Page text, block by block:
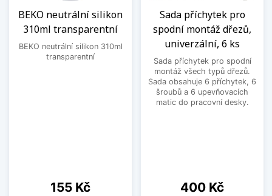
BEKO neutrální silikon
310ml transparentní
BEKO neutrální silikon 310ml
transparentní
Cena
155 Kč
Sada příchytek pro
spodní montáž dřezů,
univerzální, 6 ks
Sada příchytek pro spodní
montáž všech typů dřezů.
Sada obsahuje 6 příchytek, 6
šroubů a 6 upevňovacích
matic do pracovní desky.
Cena
400 Kč